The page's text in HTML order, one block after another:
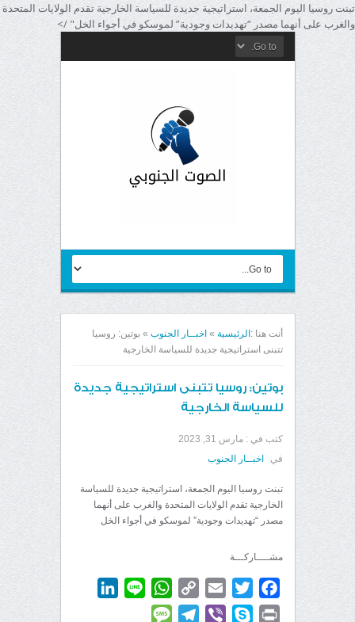
تبنت روسيا اليوم الجمعة، استراتيجية جديدة للسياسة الخارجية تقدم الولايات المتحدة
والغرب على أنهما مصدر “تهديدات وجودية” لموسكو في أجواء الخل" />
أنت هنا : الرئيسية » اخبــار الجنوب » بوتين: روسيا
تتبنى استراتيجية جديدة للسياسة الخارجية
بوتين: روسيا تتبنى استراتيجية جديدة
للسياسة الخارجية
كتب في : مارس 31, 2023
في
اخبــار الجنوب
تبنت روسيا اليوم الجمعة، استراتيجية جديدة للسياسة
الخارجية تقدم الولايات المتحدة والغرب على أنهما
مصدر “تهديدات وجودية” لموسكو في أجواء الخل
مشــــاركـــة
Facebook
Twitter
Email
Copy
Link
WhatsApp
Line
Print
Skype
Viber
Telegram